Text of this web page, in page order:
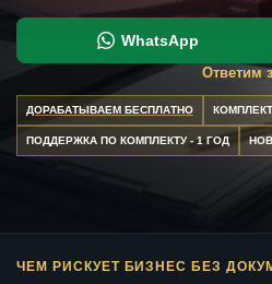
WhatsApp
Ответим
ДОРАБАТЫВАЕМ БЕСПЛАТНО
ПОДДЕРЖКА ПО КОМПЛЕКТУ - 1 ГОД
ЧЕМ РИСКУЕТ БИЗНЕС БЕЗ